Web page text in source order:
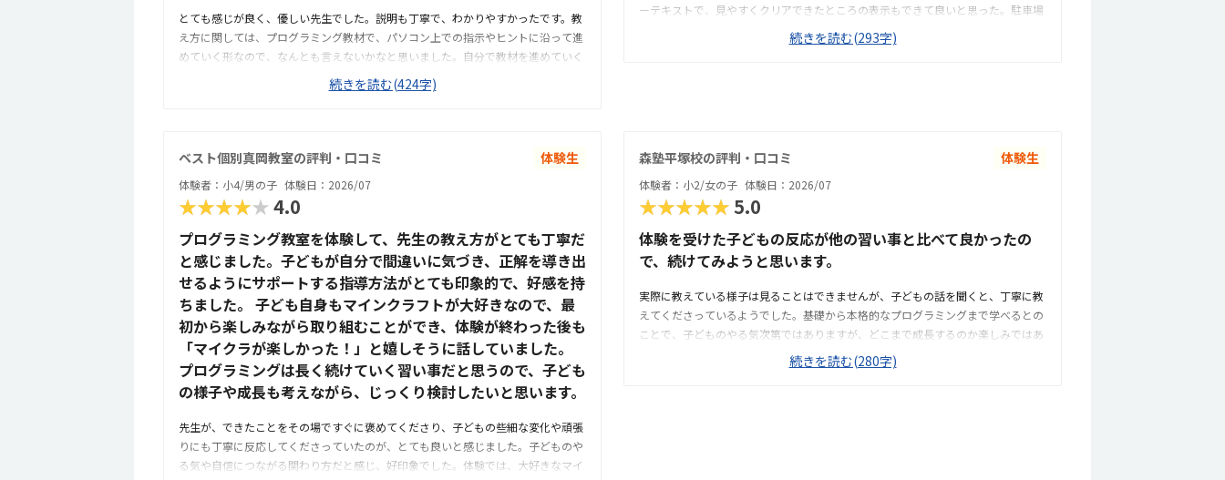
とても感じが良く、優しい先生でした。説明も丁寧で、わかりやすかったです。教
え方に関しては、プログラミング教材で、パソコン上での指示やヒントに沿って進
めていく形なので、なんとも言えないかなと思いました。自分で教材を進めていく
必要があるので、本人のやる気次第なところが大きいかなと思いました。また、わ
からないところをわからないまま適当に進めず、きちんと質問し、確認しながらで
や椅子は綺麗でした。余計なものが置かれていないので勉強に集中できそうな環境
の中にある教材を使用するため、高くなってしまうのは仕方ないかなとも思いま
す。マイクラが使われているということで子どもが興味を持っていました。遊び感
続きを読む(424字)
ーテキストで、見やすくクリアできたところの表示もできて良いと思った。駐車場
や駐輪場があるともっと良かった。徒歩で通うことになりそうです。駅からは近く
て良いです。雰囲気も良く、清潔感もあった。部屋が区切られていて、個人スペー
続きを読む(293字)
ベスト個別真岡教室の評判・口コミ 体験生
体験者：小4/男の子 体験日：2026/07
★★★★★4.0
プログラミング教室を体験して、先生の教え方がとても丁寧だ
と感じました。子どもが自分で間違いに気づき、正解を導き出
せるようにサポートする指導方法がとても印象的で、好感を持
ちました。 子ども自身もマインクラフトが大好きなので、最
初から楽しみながら取り組むことができ、体験が終わった後も
「マイクラが楽しかった！」と嬉しそうに話していました。
プログラミングは長く続けていく習い事だと思うので、子ども
の様子や成長も考えながら、じっくり検討したいと思います。
先生が、できたことをその場ですぐに褒めてくださり、子どもの些細な変化や頑張
りにも丁寧に反応してくださっていたのが、とても良いと感じました。子どものや
る気や自信につながる関わり方だと感じ、好印象でした。体験では、大好きなマイ
森塾平塚校の評判・口コミ 体験生
体験者：小2/女の子 体験日：2026/07
★★★★★5.0
体験を受けた子どもの反応が他の習い事と比べて良かったの
で、続けてみようと思います。
実際に教えている様子は見ることはできませんが、子どもの話を聞くと、丁寧に教
えてくださっているようでした。基礎から本格的なプログラミングまで学べるとの
ことで、子どものやる気次第ではありますが、どこまで成長するのか楽しみではあ
ります。子供の送り迎えに使うだけで長くとめるわけではないので、専用の駐輪場
があると便利だなと思いました。教室は綺麗ですが、建物自体、廊下や階段などが
続きを読む(280字)